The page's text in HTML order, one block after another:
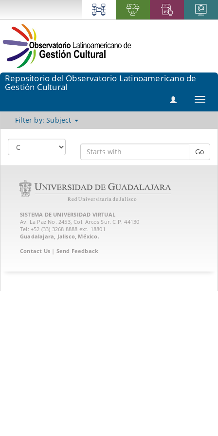
Repositorio del Observatorio Latinoamericano de
Gestión Cultural
Filter by: Subject
Go
SISTEMA DE UNIVERSIDAD VIRTUAL
Av. La Paz No. 2453, Col. Arcos Sur. C.P. 44130
Tel: +52 (33) 3268 8888‏ ext. 18801
Guadalajara, Jalisco, México.
Contact Us | Send Feedback